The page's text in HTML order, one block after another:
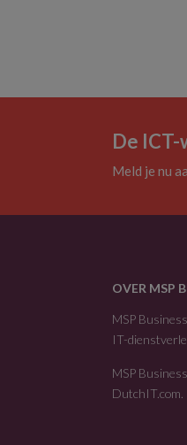
De ICT-
Meld je nu
OVER MSP
MSP
IT-
MSP
DutchIT.com